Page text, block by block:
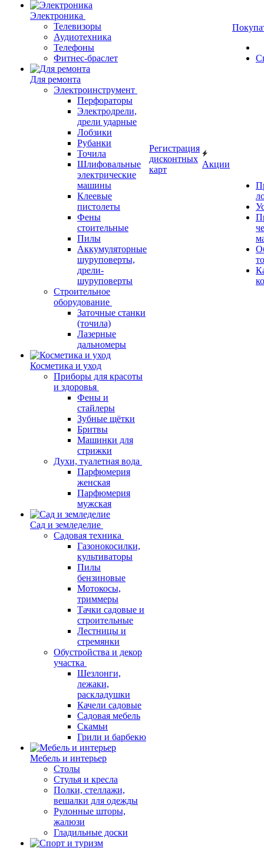
Электроника
Телевизоры
Аудиотехника
Телефоны
Фитнес-браслет
Для ремонта
Электроинструмент
Перфораторы
Электродрели,
дрели ударные
Лобзики
Рубанки
Точила
Шлифовальные
электрические
машины
Клеевые
пистолеты
Фены
стоительные
Пилы
Аккумуляторные
шуруповерты,
дрели-
шуруповерты
Строительное
оборудование
Заточные станки
(точила)
Лазерные
дальномеры
Косметика и уход
Приборы для красоты
и здоровья
Фены и
стайлеры
Зубные щётки
Бритвы
Машинки для
стрижки
Духи, туалетная вода
Парфюмерия
женская
Парфюмерия
мужская
Сад и земледелие
Садовая техника
Газонокосилки,
культиваторы
Пилы
бензиновые
Мотокосы,
триммеры
Тачки садовые и
строительные
Лестницы и
стремянки
Обустройства и декор
участка
Шезлонги,
лежаки,
раскладушки
Качели садовые
Садовая мебель
Скамьи
Грили и барбекю
Мебель и интерьер
Столы
Стулья и кресла
Полки, стеллажи,
вешалки для одежды
Рулонные шторы,
жалюзи
Гладильные доски
Регистрация
дисконтных
карт
Акции